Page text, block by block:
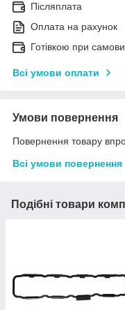
Післяплата
Оплата на рахунок
Готівкою при
Всі умови оплати
Умови повернення
Повернення товару
Всі умови повернення
Подібні товари